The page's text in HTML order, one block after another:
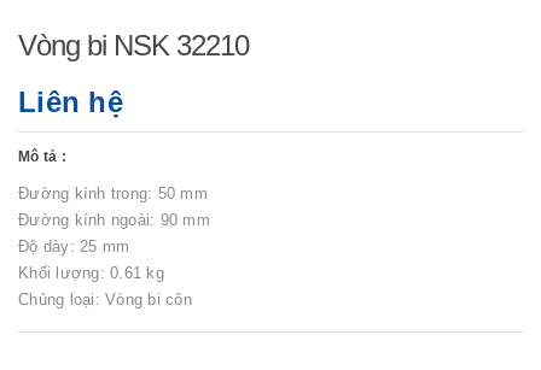
Vòng bi NSK 32210
Liên hệ
Mô tả :
Đường kính trong: 50 mm
Đường kính ngoài: 90 mm
Độ dày: 25 mm
Khối lượng: 0.61 kg
Chủng loại: Vòng bi côn